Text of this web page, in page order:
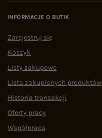
INFORMACJE O BUTIK
Zarejestruj się
Koszyk
Listy zakupowe
Lista zakupionych produktów
Historia transakcji
Oferty pracy
Współpraca